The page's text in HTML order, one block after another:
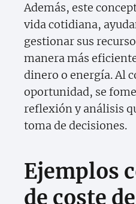
Además, este
vida cotidiana,
gestionar sus
manera más
dinero o energía. Al
oportunidad, se
reflexión y análisis
toma de decisiones.
Ejemplos
de coste de